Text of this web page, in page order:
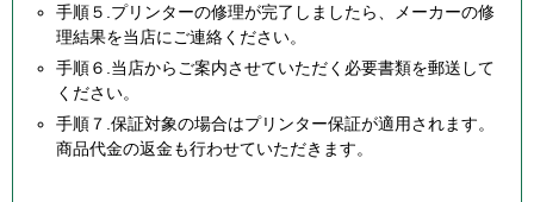
手順５.プリンターの修理が完了しましたら、メーカーの修
理結果を当店にご連絡ください。
手順６.当店からご案内させていただく必要書類を郵送して
ください。
手順７.保証対象の場合はプリンター保証が適用されます。
商品代金の返金も行わせていただきます。